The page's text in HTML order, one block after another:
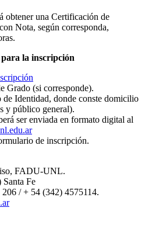
obtener una Certificación de
Nota, según corresponda,
la inscripción
Grado (si corresponde).
Identidad, donde conste domicilio
y público general).
ser enviada en formato digital al
de inscripción.
FADU-UNL.
Fe
/ + 54 (342) 4575114.